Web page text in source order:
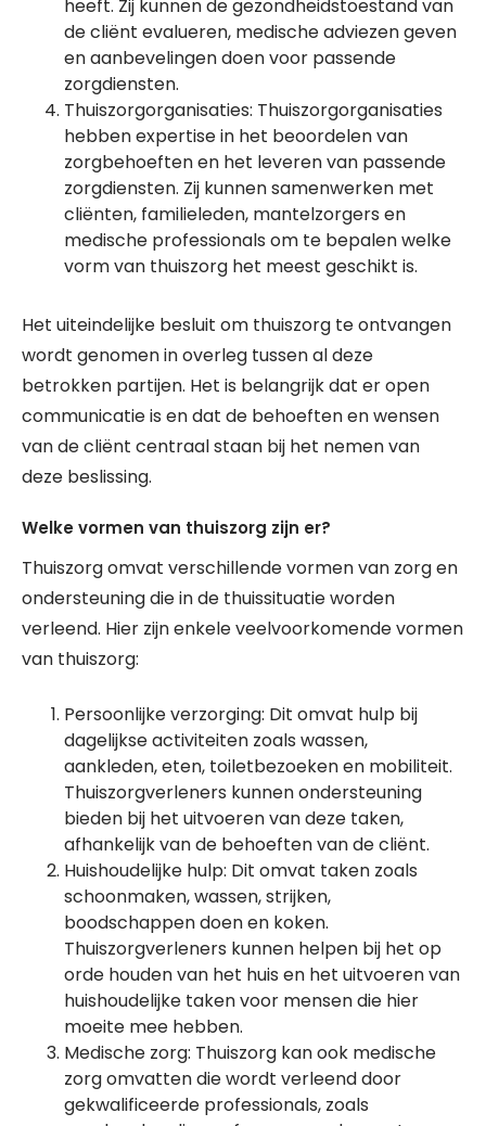
heeft. Zij kunnen de gezondheidstoestand van
de cliënt evalueren, medische adviezen geven
en aanbevelingen doen voor passende
zorgdiensten.
Thuiszorgorganisaties: Thuiszorgorganisaties
hebben expertise in het beoordelen van
zorgbehoeften en het leveren van passende
zorgdiensten. Zij kunnen samenwerken met
cliënten, familieleden, mantelzorgers en
medische professionals om te bepalen welke
vorm van thuiszorg het meest geschikt is.
Het uiteindelijke besluit om thuiszorg te ontvangen
wordt genomen in overleg tussen al deze
betrokken partijen. Het is belangrijk dat er open
communicatie is en dat de behoeften en wensen
van de cliënt centraal staan bij het nemen van
deze beslissing.
Welke vormen van thuiszorg zijn er?
Thuiszorg omvat verschillende vormen van zorg en
ondersteuning die in de thuissituatie worden
verleend. Hier zijn enkele veelvoorkomende vormen
van thuiszorg:
Persoonlijke verzorging: Dit omvat hulp bij
dagelijkse activiteiten zoals wassen,
aankleden, eten, toiletbezoeken en mobiliteit.
Thuiszorgverleners kunnen ondersteuning
bieden bij het uitvoeren van deze taken,
afhankelijk van de behoeften van de cliënt.
Huishoudelijke hulp: Dit omvat taken zoals
schoonmaken, wassen, strijken,
boodschappen doen en koken.
Thuiszorgverleners kunnen helpen bij het op
orde houden van het huis en het uitvoeren van
huishoudelijke taken voor mensen die hier
moeite mee hebben.
Medische zorg: Thuiszorg kan ook medische
zorg omvatten die wordt verleend door
gekwalificeerde professionals, zoals